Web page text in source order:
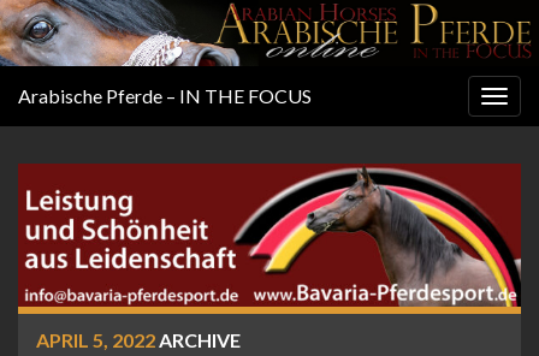
Arabische Pferde – IN THE FOCUS
APRIL 5, 2022 ARCHIVE